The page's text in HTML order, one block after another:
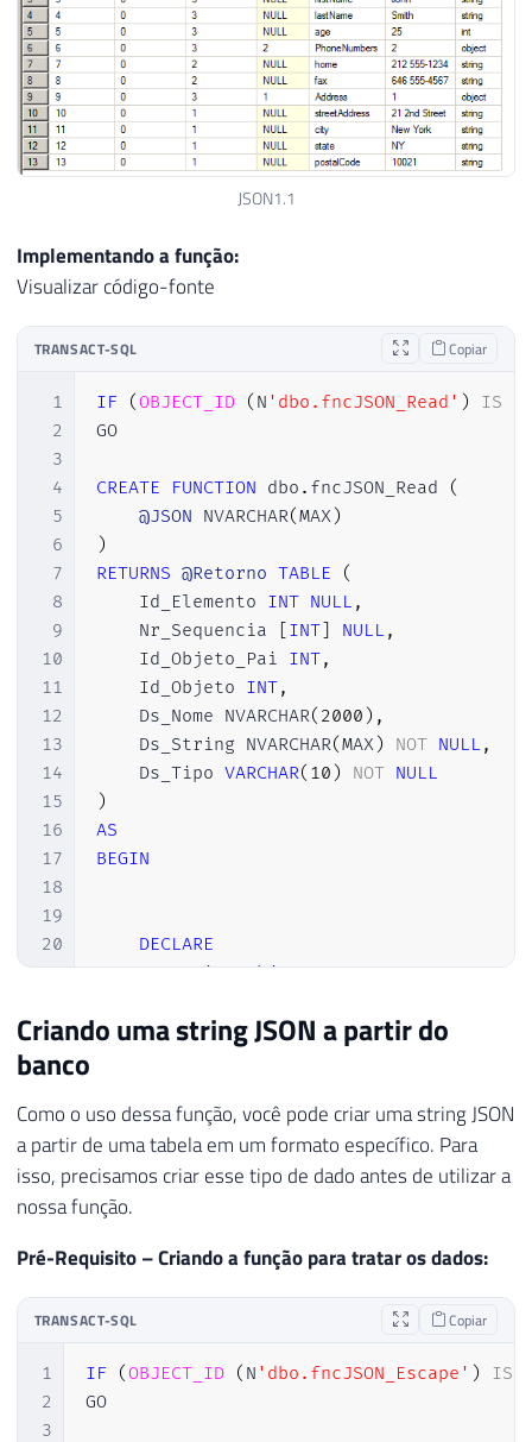
JSON1.1
Implementando a função:
Visualizar código-fonte
TRANSACT-SQL Copiar
1
2
3
4
5
6
7
8
9
10
11
12
13
14
15
16
17
18
19
20
21
23
24
26
27
28
29
31
33
35
36
37
IF (OBJECT_ID ( N 'dbo.fncJSON_Read' ) IS
GO
CREATE FUNCTION dbo . fncJSON_Read
(
@JSON NVARCHAR(MAX)
)
RETURNS @Retorno TABLE
(
    Id_Elemento
INT NULL ,
    Nr_Sequencia
[INT] NULL ,
    Id_Objeto_Pai
INT,
    Id_Objeto
INT,
    Ds_Nome NVARCHAR
( 2000 ) ,
    Ds_String NVARCHAR
(MAX) NOT NULL ,
    Ds_Tipo
VARCHAR( 10 ) NOT NULL
)
AS
BEGIN
DECLARE
@FirstObject INT,
@NextOpenDelimiter INT ,
@NextCloseDelimiterChar CHAR(1),
@Contents NVARCHAR(MAX),
@Start INT ,
@EndOfDs_Nome INT,
),
@Ds_Nome NVARCHAR(200),
Criando uma string JSON a partir do
banco
Como o uso dessa função, você pode criar uma string JSON
a partir de uma tabela em um formato específico. Para
isso, precisamos criar esse tipo de dado antes de utilizar a
nossa função.
Pré-Requisito – Criando a função para tratar os dados:
TRANSACT-SQL Copiar
1
2
3
IF (OBJECT_ID ( N 'dbo.fncJSON_Escape' ) IS
GO